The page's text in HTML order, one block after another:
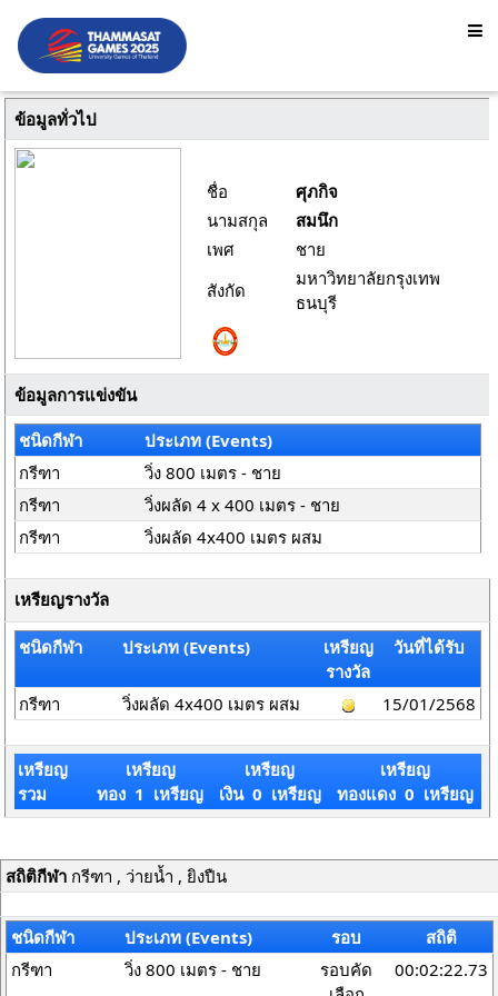
ข้อมูลทั่วไป
ชื่อ
ศุภกิจ
นามสกุล
สมนึก
เพศ
ชาย
สังกัด
มหาวิทยาลัยกรุงเทพ
ธนบุรี
ข้อมูลการแข่งขัน
ชนิดกีฬา
ประเภท (Events)
กรีฑา
วิ่ง 800 เมตร - ชาย
กรีฑา
วิ่งผลัด 4 x 400 เมตร - ชาย
กรีฑา
วิ่งผลัด 4x400 เมตร ผสม
เหรียญรางวัล
ชนิดกีฬา ประเภท (Events)
เหรียญ
รางวัล
วันที่ได้รับ
กรีฑา วิ่งผลัด 4x400 เมตร ผสม 15/01/2568
เหรียญ
รวม
เหรียญ
ทอง 1 เหรียญ
เหรียญ
เงิน 0 เหรียญ
เหรียญ
ทองแดง 0 เหรียญ
สถิติกีฬากรีฑา , ว่ายน้ำ , ยิงปืน
ชนิดกีฬา ประเภท (Events) รอบ
สถิติ
กรีฑา
วิ่ง 800 เมตร - ชาย
รอบคัด
00:02:22.73